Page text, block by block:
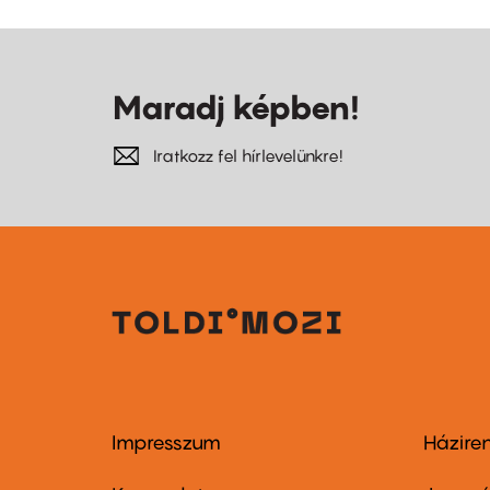
Maradj képben!
Iratkozz fel hírlevelünkre!
Footer
Impresszum